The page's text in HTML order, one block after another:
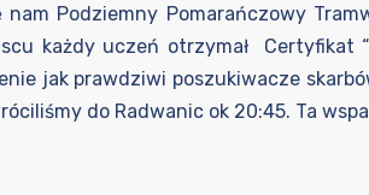
Podziemny Pomarańczowy
każdy uczeń otrzymał Certyfikat
jak prawdziwi poszukiwacze
do Radwanic ok 20:45. Ta